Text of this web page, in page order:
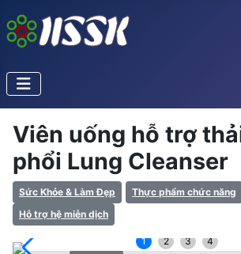
Viên uống hỗ trợ
phổi Lung Cleanser
Sức Khỏe & Làm Đẹp
Thực phẩm chức năng
Hỗ trợ hệ miễn dịch
1 2 3 4